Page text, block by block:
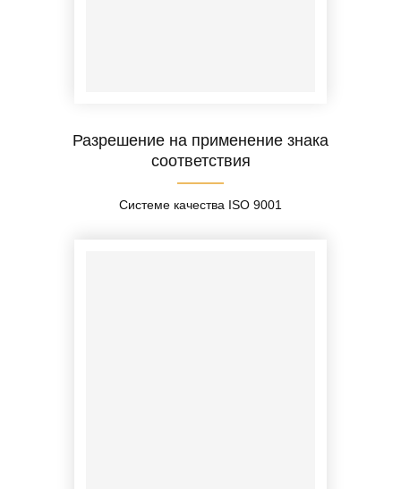
Разрешение на применение знака
соответствия
Системе качества ISO 9001